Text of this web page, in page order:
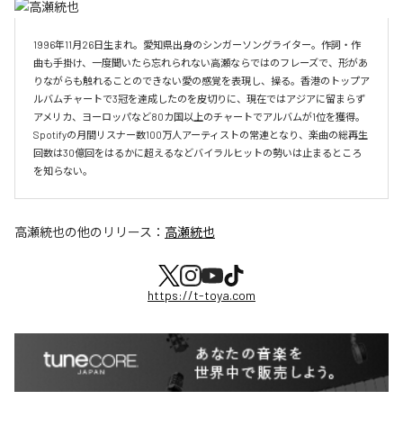
1996年11月26日生まれ。愛知県出身のシンガーソングライター。作詞・作
曲も手掛け、一度聞いたら忘れられない高瀬ならではのフレーズで、形があ
りながらも触れることのできない愛の感覚を表現し、操る。香港のトップア
ルバムチャートで3冠を達成したのを皮切りに、現在ではアジアに留まらず
アメリカ、ヨーロッパなど80カ国以上のチャートでアルバムが1位を獲得。
Spotifyの月間リスナー数100万人アーティストの常連となり、楽曲の総再生
回数は30億回をはるかに超えるなどバイラルヒットの勢いは止まるところ
を知らない。
高瀬統也の他のリリース： 高瀬統也
https://t-toya.com